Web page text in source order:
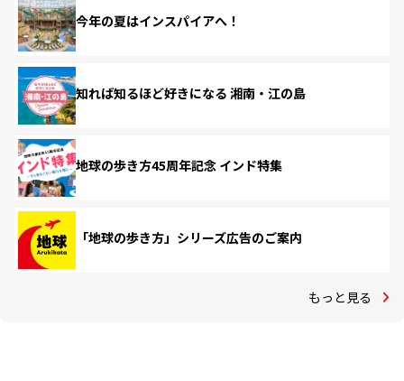
今年の夏はインスパイアへ！
知れば知るほど好きになる 湘南・江の島
地球の歩き方45周年記念 インド特集
「地球の歩き方」シリーズ広告のご案内
もっと見る